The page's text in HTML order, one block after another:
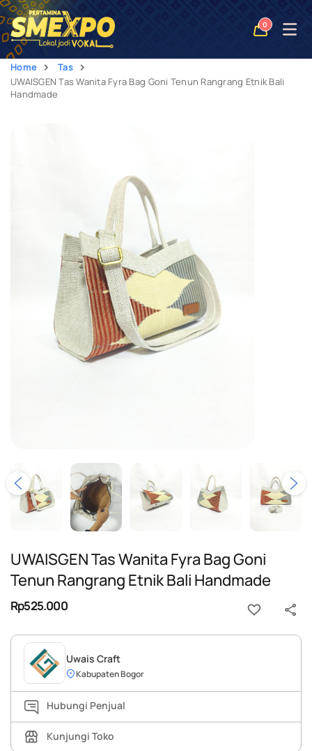
0
Open
Home
Tas
UWAISGEN Tas Wanita Fyra Bag Goni Tenun Rangrang Etnik Bali
Handmade
UWAISGEN Tas Wanita Fyra Bag Goni
Tenun Rangrang Etnik Bali Handmade
Rp525.000
Uwais Craft
Kabupaten Bogor
Hubungi Penjual
Kunjungi Toko